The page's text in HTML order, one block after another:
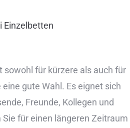
Einzelbetten
sowohl für kürzere als auch für
gute Wahl. Es eignet sich
Freunde, Kollegen und
für einen längeren Zeitraum